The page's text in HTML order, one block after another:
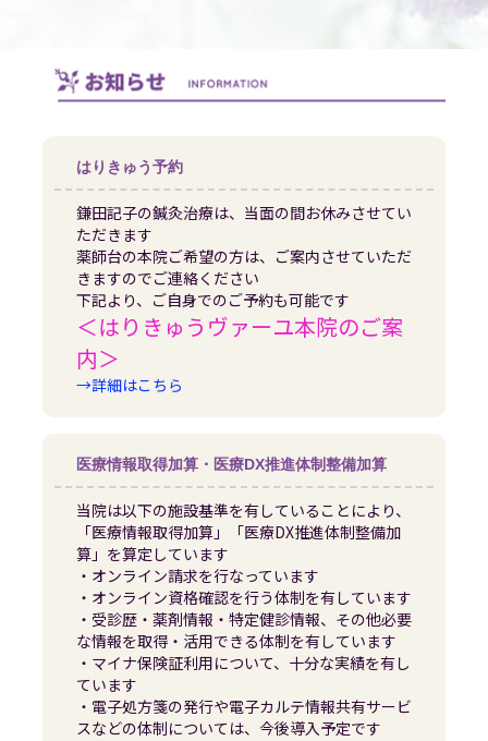
はりきゅう予約
鎌田記子の鍼灸治療は、当面の間お休みさせてい
ただきます
薬師台の本院ご希望の方は、ご案内させていただ
きますのでご連絡ください
下記より、ご自身でのご予約も可能です
＜はりきゅうヴァーユ本院のご案
内＞
→詳細はこちら
医療情報取得加算・医療DX推進体制整備加算
当院は以下の施設基準を有していることにより、
「医療情報取得加算」「医療DX推進体制整備加
算」を算定しています
・オンライン請求を行なっています
・オンライン資格確認を行う体制を有しています
・受診歴・薬剤情報・特定健診情報、その他必要
な情報を取得・活用できる体制を有しています
・マイナ保険証利用について、十分な実績を有し
ています
・電子処方箋の発行や電子カルテ情報共有サービ
スなどの体制については、今後導入予定です